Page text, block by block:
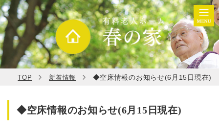
TOP 新着情報 ◆空床情報のお知らせ(6月15日現在)
◆空床情報のお知らせ(6月15日現在)